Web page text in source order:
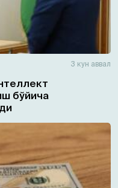
3 кун аввал
бўйича